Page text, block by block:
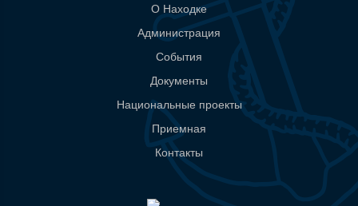
О Находке
Администрация
События
Документы
Национальные проекты
Приемная
Контакты